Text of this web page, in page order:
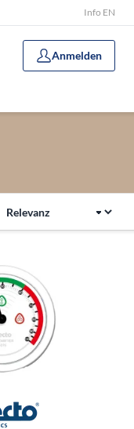
Info EN
Anmelden